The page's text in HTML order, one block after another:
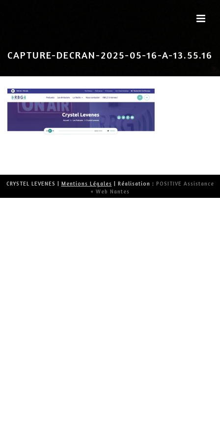
CAPTURE-DECRAN-2025-05-16-A-13.55.16
CRYSTEL LEVENES | Mentions Légales | Réalisation : POSITIVE Assistance
+ Web Nantes